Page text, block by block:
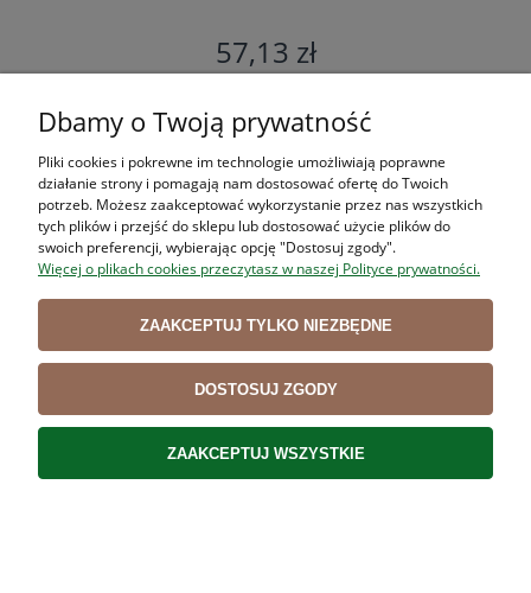
57,13 zł
DO KOSZYKA
ZAKUPY
POMOC
MOJE KONTO
INFORMACJE
Użytkowanie sklepu oznacza zgodę na wykorzystywanie plików cookies.
Dbamy o Twoją prywatność
Pliki cookies i pokrewne im technologie umożliwiają poprawne
działanie strony i pomagają nam dostosować ofertę do Twoich
potrzeb. Możesz zaakceptować wykorzystanie przez nas wszystkich
tych plików i przejść do sklepu lub dostosować użycie plików do
swoich preferencji, wybierając opcję "Dostosuj zgody".
Więcej o plikach cookies przeczytasz w naszej Polityce prywatności.
ZAAKCEPTUJ TYLKO NIEZBĘDNE
DOSTOSUJ ZGODY
ZAAKCEPTUJ WSZYSTKIE